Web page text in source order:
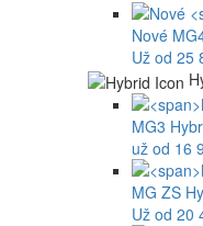
Nové
Už od 25
MG3
už od 16
MG ZS
Už od 20